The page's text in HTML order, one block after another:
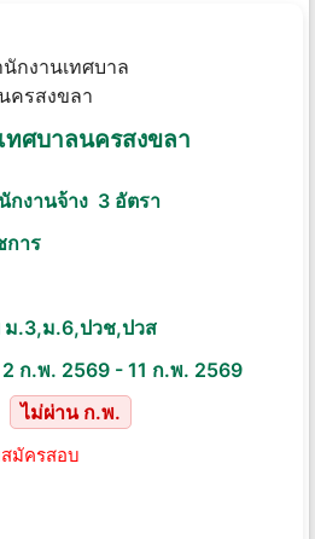
ทศบาลนครสงขลา
กงานจ้าง 3 อัตรา
การ
.3,ม.6,ปวช,ปวส
2 ก.พ. 2569 - 11 ก.พ. 2569
ไม่ผ่าน ก.พ.
มัครสอบ